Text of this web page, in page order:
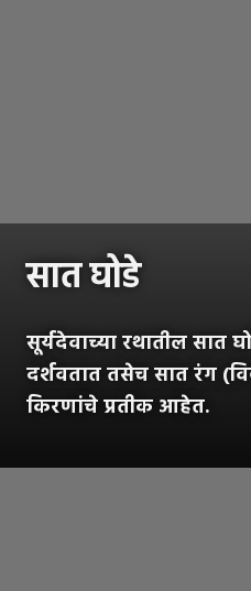
सात घोडे
सूर्यदेवाच्या रथातील सात
दर्शवतात तसेच सात रंग
किरणांचे प्रतीक आहेत.